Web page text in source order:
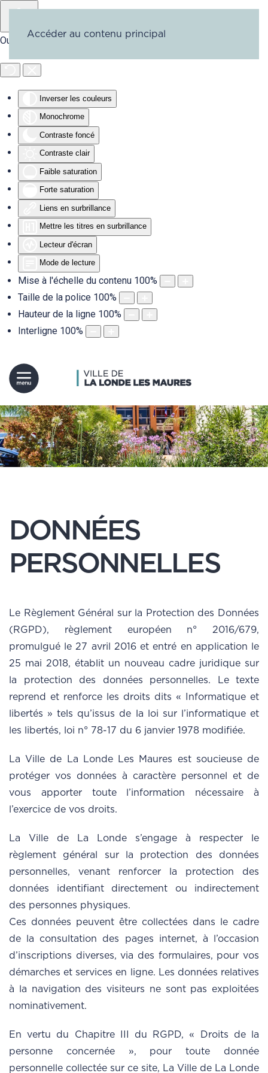
Outils d'accessibilité
Inverser les couleurs
Monochrome
Contraste foncé
Contraste clair
Faible saturation
Forte saturation
Liens en surbrillance
Mettre les titres en surbrillance
Lecteur d'écran
Mode de lecture
Mise à l'échelle du contenu 100%
Taille de la police 100%
Hauteur de la ligne 100%
Interligne 100%
Accéder au contenu principal
DONNÉES
PERSONNELLES
Le Règlement Général sur la Protection des Données
(RGPD), règlement européen n° 2016/679,
promulgué le 27 avril 2016 et entré en application le
25 mai 2018, établit un nouveau cadre juridique sur
la protection des données personnelles. Le texte
reprend et renforce les droits dits « Informatique et
libertés » tels qu’issus de la loi sur l’informatique et
les libertés, loi n° 78-17 du 6 janvier 1978 modifiée.
La Ville de La Londe Les Maures est soucieuse de
protéger vos données à caractère personnel et de
vous apporter toute l’information nécessaire à
l’exercice de vos droits.
La Ville de La Londe s’engage à respecter le
règlement général sur la protection des données
personnelles, venant renforcer la protection des
données identifiant directement ou indirectement
des personnes physiques.
Ces données peuvent être collectées dans le cadre
de la consultation des pages internet, à l’occasion
d’inscriptions diverses, via des formulaires, pour vos
démarches et services en ligne. Les données relatives
à la navigation des visiteurs ne sont pas exploitées
nominativement.
En vertu du Chapitre III du RGPD, « Droits de la
personne concernée », pour toute donnée
personnelle collectée sur ce site, La Ville de La Londe